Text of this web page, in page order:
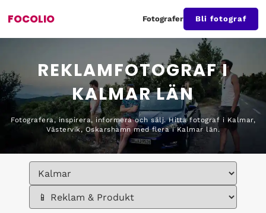
FOCOLIO Fotografer Bli fotograf
REKLAMFOTOGRAF I
KALMAR LÄN
Fotografera, inspirera, informera och sälj. Hitta fotograf i Kalmar,
Västervik, Oskarshamn med flera i Kalmar län.